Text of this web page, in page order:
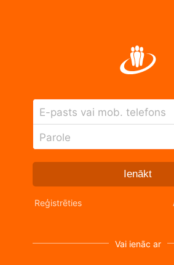
E-pasts vai mob. telefons
Parole
Ienākt
Reģistrēties
Vai ienāc ar